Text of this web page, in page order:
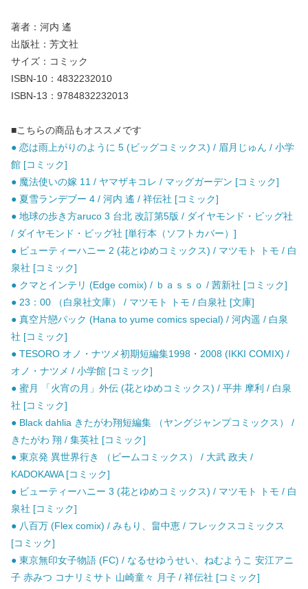
著者：河内 遙
出版社：芳文社
サイズ：コミック
ISBN-10：4832232010
ISBN-13：9784832232013
■こちらの商品もオススメです
● 恋は雨上がりのように 5 (ビッグコミックス) / 眉月じゅん / 小学
館 [コミック]
● 魔法使いの嫁 11 / ヤマザキコレ / マッグガーデン [コミック]
● 夏雪ランデブー 4 / 河内 遙 / 祥伝社 [コミック]
● 地球の歩き方aruco 3 台北 改訂第5版 / ダイヤモンド・ビッグ社
/ ダイヤモンド・ビッグ社 [単行本（ソフトカバー）]
● ビューティーハニー 2 (花とゆめコミックス) / マツモト トモ / 白
泉社 [コミック]
● クマとインテリ (Edge comix) / ｂａｓｓｏ / 茜新社 [コミック]
● 23：00 （白泉社文庫） / マツモト トモ / 白泉社 [文庫]
● 真空片戀パック (Hana to yume comics special) / 河内遥 / 白泉
社 [コミック]
● TESORO オノ・ナツメ初期短編集1998・2008 (IKKI COMIX) /
オノ・ナツメ / 小学館 [コミック]
● 蜜月 「火宵の月」外伝 (花とゆめコミックス) / 平井 摩利 / 白泉
社 [コミック]
● Black dahlia きたがわ翔短編集 （ヤングジャンプコミックス） /
きたがわ 翔 / 集英社 [コミック]
● 東京発 異世界行き （ビームコミックス） / 大武 政夫 /
KADOKAWA [コミック]
● ビューティーハニー 3 (花とゆめコミックス) / マツモト トモ / 白
泉社 [コミック]
● 八百万 (Flex comix) / みもり、畠中恵 / フレックスコミックス
[コミック]
● 東京無印女子物語 (FC) / なるせゆうせい、ねむようこ 安江アニ
子 赤みつ コナリミサト 山崎童々 月子 / 祥伝社 [コミック]